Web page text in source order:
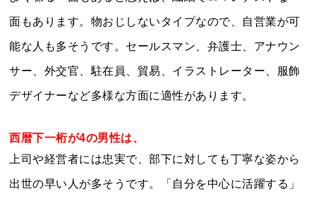
面もあります。物おじしないタイプなので、自営業が可
能な人も多そうです。セールスマン、弁護士、アナウン
サー、外交官、駐在員、貿易、イラストレーター、服飾
デザイナーなど多様な方面に適性があります。
西暦下一桁が4の男性は、
上司や経営者には忠実で、部下に対しても丁寧な姿から
出世の早い人が多そうです。「自分を中心に活躍する」